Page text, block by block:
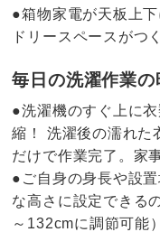
●箱物家電が天板上
ドリースペースがつ
毎日の洗濯作業の
●洗濯機のすぐ上に
縮！ 洗濯後の濡れた
だけで作業完了。家
●ご自身の身長や設
な高さに設定できる
～132cmに調節可能